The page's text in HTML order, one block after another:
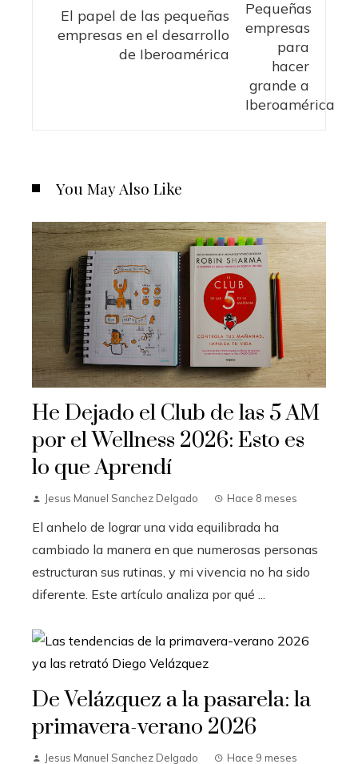
El papel de las pequeñas
empresas en el desarrollo
de Iberoamérica
You May Also Like
He Dejado el Club de las 5 AM
por el Wellness 2026: Esto es
lo que Aprendí
Jesus Manuel Sanchez Delgado Hace 8 meses
El anhelo de lograr una vida equilibrada ha
cambiado la manera en que numerosas personas
estructuran sus rutinas, y mi vivencia no ha sido
diferente. Este artículo analiza por qué ...
De Velázquez a la pasarela: la
primavera-verano 2026
Jesus Manuel Sanchez Delgado Hace 9 meses